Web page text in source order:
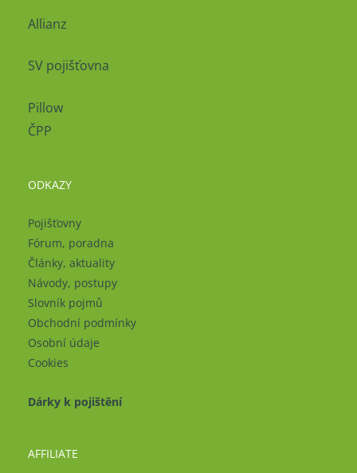
Allianz
SV pojišťovna
Pillow
ČPP
ODKAZY
Pojišťovny
Fórum, poradna
Články, aktuality
Návody, postupy
Slovník pojmů
Obchodní podmínky
Osobní údaje
Cookies
Dárky k pojištění
AFFILIATE